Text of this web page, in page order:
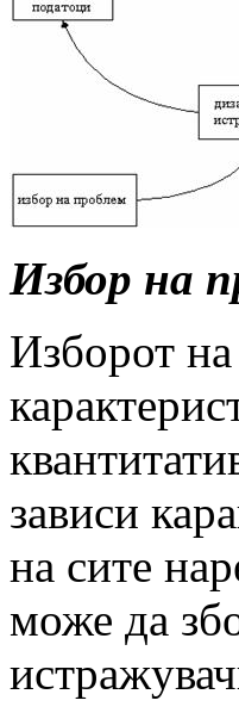
Избор на
Изборот
зависи
на сите
може да